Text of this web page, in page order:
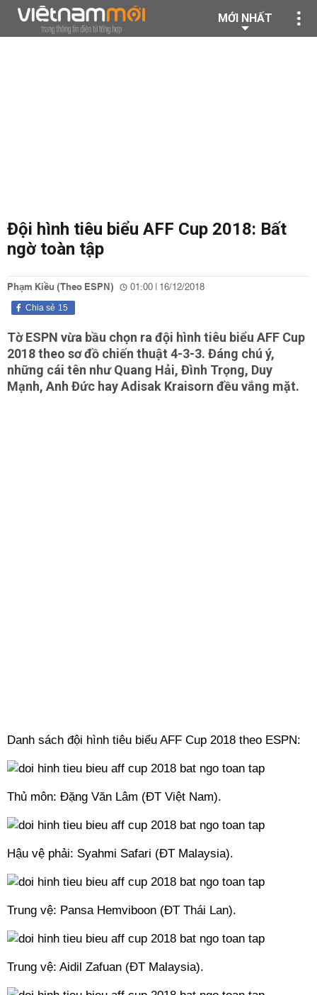
MỚI NHẤT
Đội hình tiêu biểu AFF Cup 2018: Bất
ngờ toàn tập
Phạm Kiều (Theo ESPN) 01:00 | 16/12/2018
15
Chia sẻ
Tờ ESPN vừa bầu chọn ra đội hình tiêu biểu AFF Cup
2018 theo sơ đồ chiến thuật 4-3-3. Đáng chú ý,
những cái tên như Quang Hải, Đình Trọng, Duy
Mạnh, Anh Đức hay Adisak Kraisorn đều vắng mặt.
Danh sách đội hình tiêu biểu AFF Cup 2018 theo ESPN:
Thủ môn: Đặng Văn Lâm (ĐT Việt Nam).
Hậu vệ phải: Syahmi Safari (ĐT Malaysia).
Trung vệ: Pansa Hemviboon (ĐT Thái Lan).
Trung vệ: Aidil Zafuan (ĐT Malaysia).